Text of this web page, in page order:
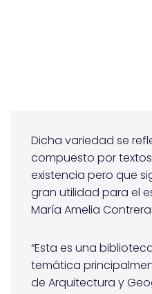
Dicha variedad se
compuesto por
existencia pero que
gran utilidad para el
María Amelia
“Esta es una
temática
de Arquitectura y